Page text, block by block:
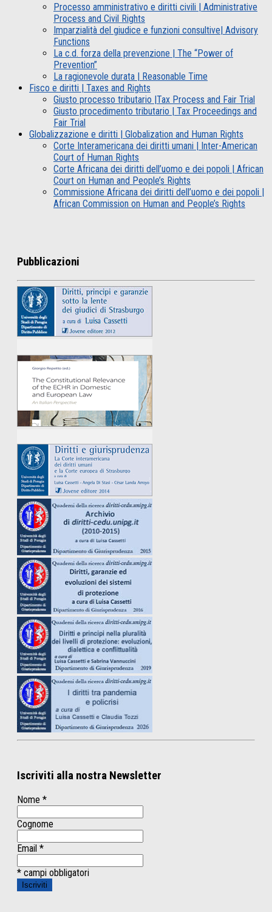
Processo amministrativo e diritti civili | Administrative
Process and Civil Rights
Imparzialità del giudice e funzioni consultive| Advisory
Functions
La c.d. forza della prevenzione | The “Power of
Prevention”
La ragionevole durata | Reasonable Time
Fisco e diritti | Taxes and Rights
Giusto processo tributario |Tax Process and Fair Trial
Giusto procedimento tributario | Tax Proceedings and
Fair Trial
Globalizzazione e diritti | Globalization and Human Rights
Corte Interamericana dei diritti umani | Inter-American
Court of Human Rights
Corte Africana dei diritti dell’uomo e dei popoli | African
Court on Human and People’s Rights
Commissione Africana dei diritti dell’uomo e dei popoli |
African Commission on Human and People’s Rights
Pubblicazioni
Iscriviti alla nostra Newsletter
Nome *
Cognome
Email *
* campi obbligatori